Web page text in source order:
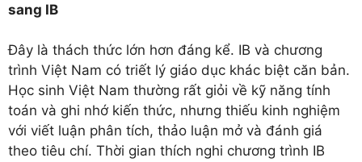
sang IB
Đây là thách thức lớn hơn đáng kể. IB và chương
trình Việt Nam có triết lý giáo dục khác biệt căn bản.
Học sinh Việt Nam thường rất giỏi về kỹ năng tính
toán và ghi nhớ kiến thức, nhưng thiếu kinh nghiệm
với viết luận phân tích, thảo luận mở và đánh giá
theo tiêu chí. Thời gian thích nghi chương trình IB